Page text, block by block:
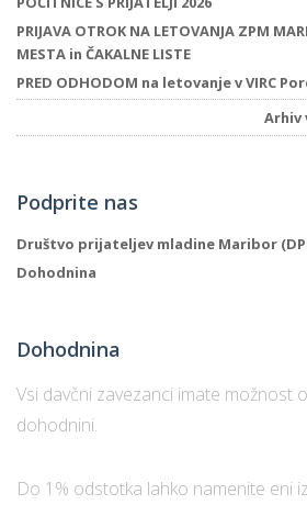
PRIJAVA OTROK NA LETOVANJA ZPM
MESTA in ČAKALNE LISTE
PRED ODHODOM na letovanje v VIRC
Arhiv
Podprite nas
Društvo prijateljev mladine Maribor
Dohodnina
Dohodnina
Vsi davčni zavezanci imate možnost
dohodnini.
Do 1% odstotka lahko namenite eni